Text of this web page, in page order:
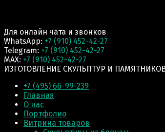
Для онлайн чата и звонков
WhatsApp: +7 (910) 452-42-27
Telegram: +7 (910) 452-42-27
MAX: +7 (910) 452-42-27
ИЗГОТОВЛЕНИЕ СКУЛЬПТУР И
+7 (495) 66-99-239
Главная
О нас
Портфолио
Витрина товаров